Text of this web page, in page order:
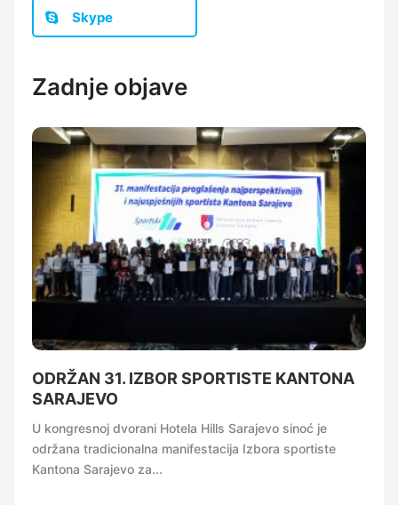
Skype
Zadnje objave
ODRŽAN 31. IZBOR SPORTISTE KANTONA
SARAJEVO
U kongresnoj dvorani Hotela Hills Sarajevo sinoć je
održana tradicionalna manifestacija Izbora sportiste
Kantona Sarajevo za...